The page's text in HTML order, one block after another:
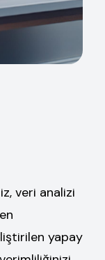
veri analizi
yapay